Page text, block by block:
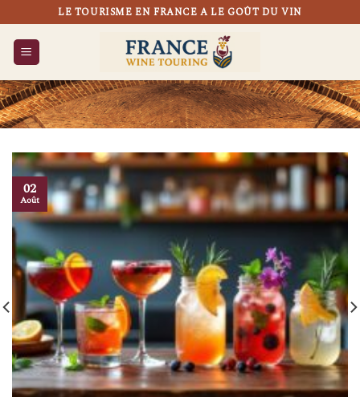
au
contenu
LE TOURISME EN FRANCE A LE GOÛT DU VIN
02
Août